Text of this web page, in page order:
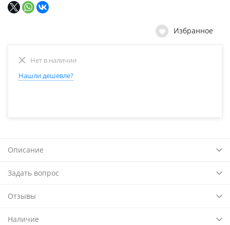
Избранное
Нет в наличии
Нашли дешевле?
Описание
Задать вопрос
Отзывы
Наличие